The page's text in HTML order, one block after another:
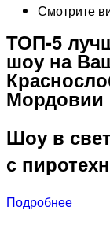
Смотрите
ТОП-5
шоу на
Мордовии
Шоу в
с
Подробнее